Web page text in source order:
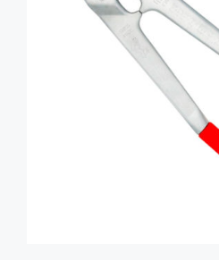
AJOUTER AU PANIER